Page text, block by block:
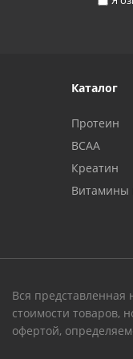
Каталог
Протеин
BCAA
Креатин
Витамины
Вся представленная
стоимости товаров,
офертой,